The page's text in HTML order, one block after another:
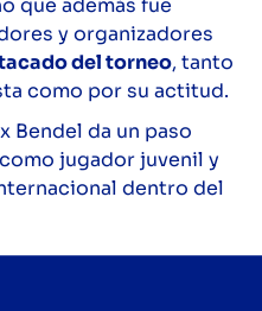
que además fue
y organizadores
del torneo, tanto
como por su actitud.
Bendel da un paso
jugador juvenil y
dentro del